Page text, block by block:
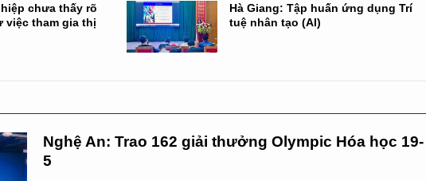
chưa thấy rõ
việc tham gia thị
Hà Giang: Tập huấn ứng dụng Trí
tuệ nhân tạo (AI)
Nghệ An: Trao 162 giải thưởng Olympic Hóa học 19-
5